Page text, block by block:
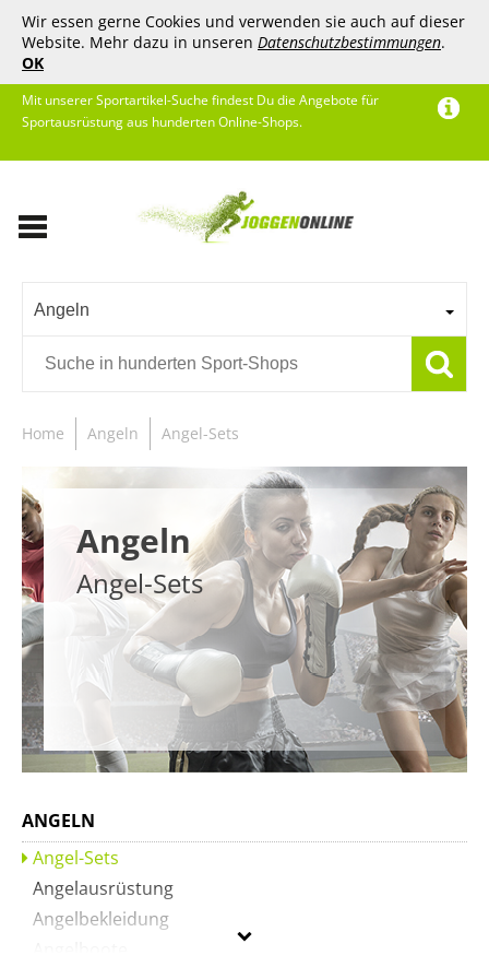
Wir essen gerne Cookies und verwenden sie auch auf dieser
Website. Mehr dazu in unseren Datenschutzbestimmungen.
OK
Mit unserer Sportartikel-Suche findest Du die Angebote für
Sportausrüstung aus hunderten Online-Shops.
Angeln
Home Angeln Angel-Sets
Angeln
Angel-Sets
ANGELN
Angel-Sets
Angelausrüstung
Angelbekleidung